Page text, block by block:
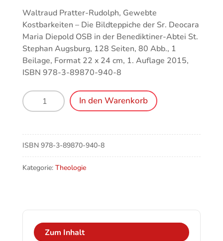
Waltraud Pratter-Rudolph, Gewebte
Kostbarkeiten – Die Bildteppiche der Sr. Deocara
Maria Diepold OSB in der Benediktiner-Abtei St.
Stephan Augsburg, 128 Seiten, 80 Abb., 1
Beilage, Format 22 x 24 cm, 1. Auflage 2015,
ISBN 978-3-89870-940-8
Gewebte
Kostbarkeiten
In den Warenkorb
ISBN 978-3-89870-940-8
Kategorie: Theologie
Zum Inhalt